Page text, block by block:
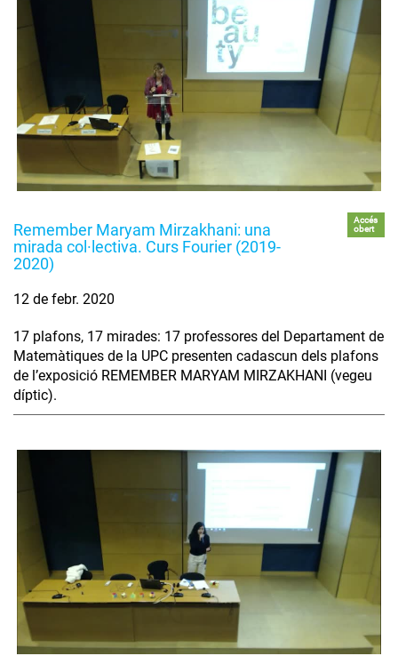
Remember Maryam Mirzakhani: una
mirada col·lectiva. Curs Fourier (2019-
2020)
Accés
obert
12 de febr. 2020
17 plafons, 17 mirades: 17 professores del Departament de
Matemàtiques de la UPC presenten cadascun dels plafons
de l’exposició REMEMBER MARYAM MIRZAKHANI (vegeu
díptic).